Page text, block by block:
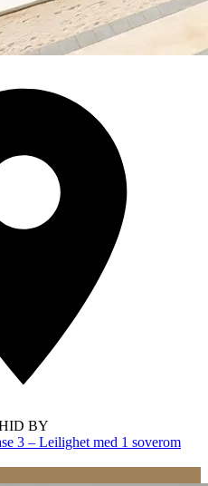
BY
3 – Leilighet med 1 soverom